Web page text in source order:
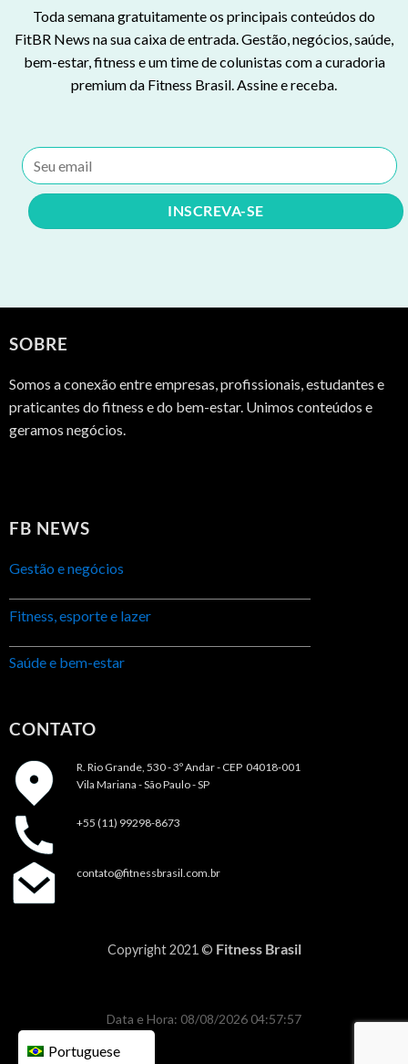
Toda semana gratuitamente os principais conteúdos do
FitBR News na sua caixa de entrada. Gestão, negócios, saúde,
bem-estar, fitness e um time de colunistas com a curadoria
premium da Fitness Brasil. Assine e receba.
SOBRE
Somos a conexão entre empresas, profissionais, estudantes e
praticantes do fitness e do bem-estar. Unimos conteúdos e
geramos negócios.
FB NEWS
Gestão e negócios
Fitness, esporte e lazer
Saúde e bem-estar
CONTATO
R. Rio Grande, 530 - 3º Andar - CEP 04018-001
Vila Mariana - São Paulo - SP
+55 (11) 99298-8673
contato@fitnessbrasil.com.br
Copyright 2021 © Fitness Brasil
Data e Hora: 08/08/2026 04:57:57
Portuguese